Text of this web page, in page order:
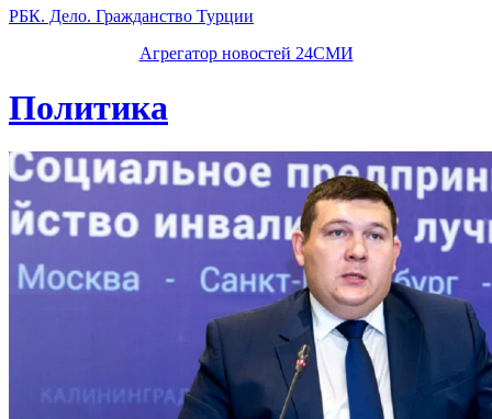
РБК. Дело. Гражданство Турции
Агрегатор новостей 24СМИ
Политика